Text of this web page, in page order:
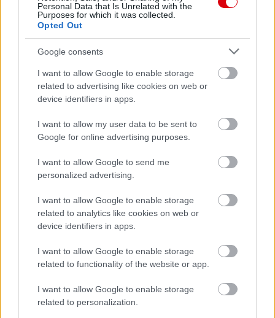
Personal Data that Is Unrelated with the
Purposes for which it was collected.
Opted Out
Google consents
I want to allow Google to enable storage
related to advertising like cookies on web or
device identifiers in apps.
I want to allow my user data to be sent to
Google for online advertising purposes.
I want to allow Google to send me
personalized advertising.
I want to allow Google to enable storage
related to analytics like cookies on web or
device identifiers in apps.
I want to allow Google to enable storage
related to functionality of the website or app.
I want to allow Google to enable storage
related to personalization.
Manchester United
Felkészülési szezon 4. mérkőzés
Nya Ullevi, Göteborg
1 nap 21 óra 40 perc 42 másodperc
Leeds Unitedvs Manchester United2026-08-12 20:30
ELŐZŐ MÉRKŐZÉSEK
Támogatás
Támogasd adományoddal